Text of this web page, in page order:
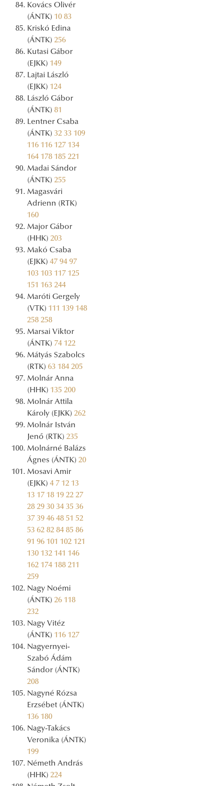
Kovács Olivér
(ÁNTK) 10 83
Kriskó Edina
(ÁNTK) 256
Kutasi Gábor
(EJKK) 149
Lajtai László
(EJKK) 124
László Gábor
(ÁNTK) 81
Lentner Csaba
(ÁNTK) 32 33 109
116 116 127 134
164 178 185 221
Madai Sándor
(ÁNTK) 255
Magasvári
Adrienn (RTK)
160
Major Gábor
(HHK) 203
Makó Csaba
(EJKK) 47 94 97
103 103 117 125
151 163 244
Maróti Gergely
(VTK) 111 139 148
258 258
Marsai Viktor
(ÁNTK) 74 122
Mátyás Szabolcs
(RTK) 63 184 205
Molnár Anna
(HHK) 135 200
Molnár Attila
Károly (EJKK) 262
Molnár István
Jenő (RTK) 235
Molnárné Balázs
Ágnes (ÁNTK) 20
Mosavi Amir
(EJKK) 4 7 12 13
13 17 18 19 22 27
28 29 30 34 35 36
37 39 46 48 51 52
53 62 82 84 85 86
91 96 101 102 121
130 132 141 146
162 174 188 211
259
Nagy Noémi
(ÁNTK) 26 118
232
Nagy Vitéz
(ÁNTK) 116 127
Nagyernyei-
Szabó Ádám
Sándor (ÁNTK)
208
Nagyné Rózsa
Erzsébet (ÁNTK)
136 180
Nagy-Takács
Veronika (ÁNTK)
199
Németh András
(HHK) 224